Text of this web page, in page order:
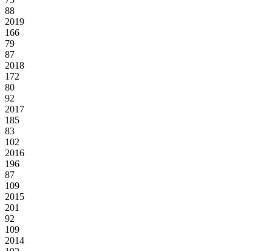
88
2019
166
79
87
2018
172
80
92
2017
185
83
102
2016
196
87
109
2015
201
92
109
2014